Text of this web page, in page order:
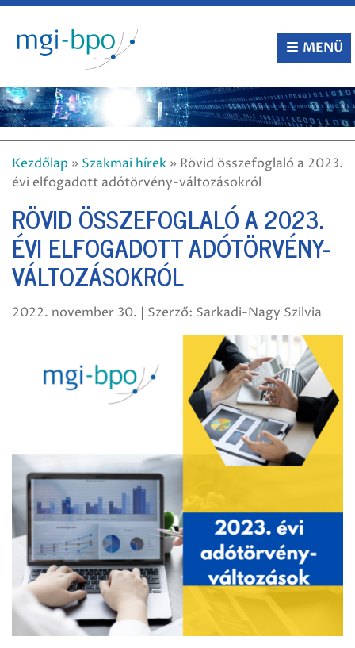
Tovább
tartalomra
MENÜ
Kezdőlap » Szakmai hírek » Rövid összefoglaló a 2023.
évi elfogadott adótörvény-változásokról
RÖVID ÖSSZEFOGLALÓ A 2023.
ÉVI ELFOGADOTT ADÓTÖRVÉNY-
VÁLTOZÁSOKRÓL
2022. november 30. | Szerző: Sarkadi-Nagy Szilvia